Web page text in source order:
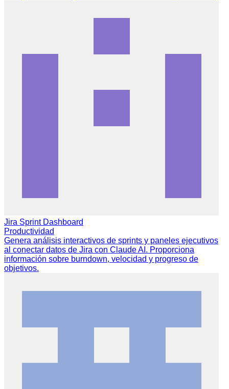
Jira Sprint Dashboard
Productividad
Genera análisis interactivos de sprints y paneles ejecutivos
al conectar datos de Jira con Claude AI. Proporciona
información sobre burndown, velocidad y progreso de
objetivos.